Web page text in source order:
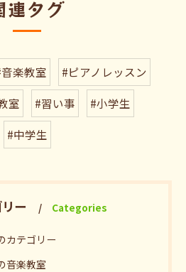
連タグ
楽教室
#ピアノレッスン
室
#習い事
#小学生
#中学生
ー Categories
カテゴリー
音楽教室